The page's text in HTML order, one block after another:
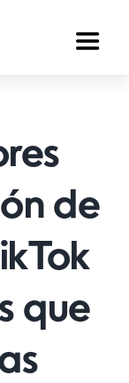
Toggle
de
que